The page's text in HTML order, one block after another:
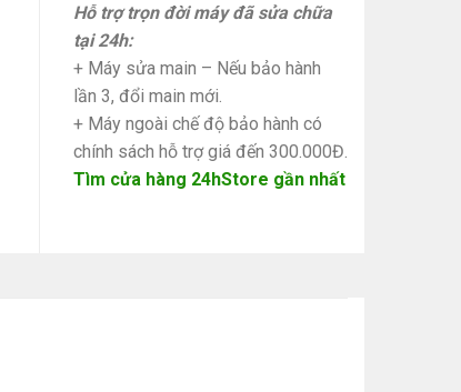
Hỗ trợ trọn đời máy đã sửa chữa
tại 24h:
+ Máy sửa main – Nếu bảo hành
lần 3, đổi main mới.
+ Máy ngoài chế độ bảo hành có
chính sách hỗ trợ giá đến 300.000Đ.
Tìm cửa hàng 24hStore gần nhất